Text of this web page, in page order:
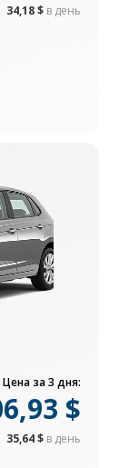
34,18 $ в день
Цена за 3 дня:
$
35,64 $ в день